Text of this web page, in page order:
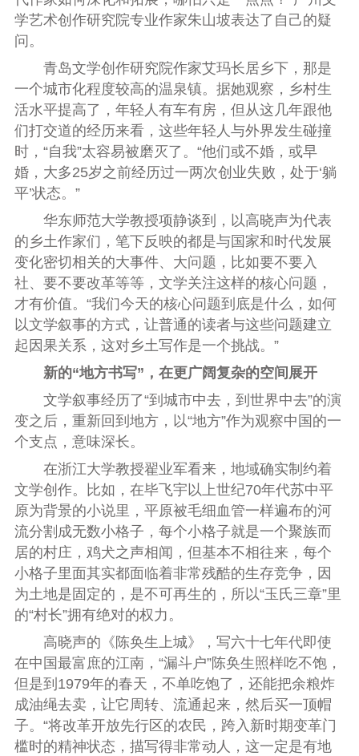
学艺术创作研究院专业作家朱山坡表达了自己的疑
问。
青岛文学创作研究院作家艾玛长居乡下，那是
一个城市化程度较高的温泉镇。据她观察，乡村生
活水平提高了，年轻人有车有房，但从这几年跟他
们打交道的经历来看，这些年轻人与外界发生碰撞
时，“自我”太容易被磨灭了。“他们或不婚，或早
婚，大多25岁之前经历过一两次创业失败，处于‘躺
平’状态。”
华东师范大学教授项静谈到，以高晓声为代表
的乡土作家们，笔下反映的都是与国家和时代发展
变化密切相关的大事件、大问题，比如要不要入
社、要不要改革等等，文学关注这样的核心问题，
才有价值。“我们今天的核心问题到底是什么，如何
以文学叙事的方式，让普通的读者与这些问题建立
起因果关系，这对乡土写作是一个挑战。”
新的“地方书写”，在更广阔复杂的空间展开
文学叙事经历了“到城市中去，到世界中去”的演
变之后，重新回到地方，以“地方”作为观察中国的一
个支点，意味深长。
在浙江大学教授翟业军看来，地域确实制约着
文学创作。比如，在毕飞宇以上世纪70年代苏中平
原为背景的小说里，平原被毛细血管一样遍布的河
流分割成无数小格子，每个小格子就是一个聚族而
居的村庄，鸡犬之声相闻，但基本不相往来，每个
小格子里面其实都面临着非常残酷的生存竞争，因
为土地是固定的，是不可再生的，所以“玉氏三章”里
的“村长”拥有绝对的权力。
高晓声的《陈奂生上城》，写六十七年代即使
在中国最富庶的江南，“漏斗户”陈奂生照样吃不饱，
但是到1979年的春天，不单吃饱了，还能把余粮炸
成油绳去卖，让它周转、流通起来，然后买一顶帽
子。“将改革开放先行区的农民，跨入新时期变革门
槛时的精神状态，描写得非常动人，这一定是有地